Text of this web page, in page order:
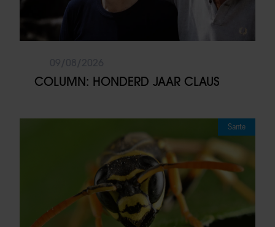
COLUMN: HONDERD JAAR CLAUS
Sante